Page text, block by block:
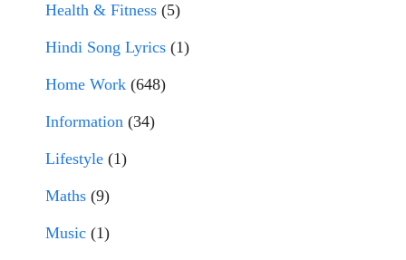
Health & Fitness (5)
Hindi Song Lyrics (1)
Home Work (648)
Information (34)
Lifestyle (1)
Maths (9)
Music (1)